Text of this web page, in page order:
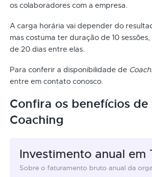
os colaboradores com a empresa.
A carga horária vai depender do
mas costuma ter duração de 10
de 20 dias entre elas.
Para conferir a disponibilidade de
entre em contato conosco.
Confira os benefícios de
Coaching
Investimento anual em
Sobre o faturamento bruto anual da